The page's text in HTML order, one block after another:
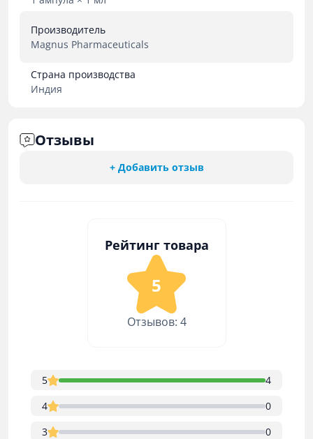
Производитель
Magnus Pharmaceuticals
Страна производства
Индия
Отзывы
+ Добавить отзыв
Рейтинг товара
5
Отзывов: 4
5
4
4
0
3
0